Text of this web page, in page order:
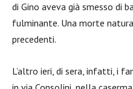
di Gino aveva già smesso di
fulminante. Una morte
precedenti.
L’altro ieri, di sera, infatti, i